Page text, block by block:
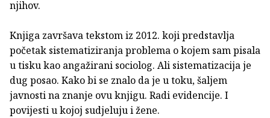
njihov.
Knjiga završava tekstom iz 2012. koji predstavlja
početak sistematiziranja problema o kojem sam pisala
u tisku kao angažirani sociolog. Ali sistematizacija je
dug posao. Kako bi se znalo da je u toku, šaljem
javnosti na znanje ovu knjigu. Radi evidencije. I
povijesti u kojoj sudjeluju i žene.